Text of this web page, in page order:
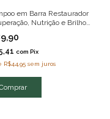
em Barra Restaurador
Nutrição e Brilho
Beauty 70g
com Pix
R$44,95 sem juros